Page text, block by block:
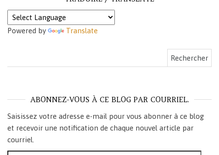
Powered by Translate
ABONNEZ-VOUS À CE BLOG PAR COURRIEL.
Saisissez votre adresse e-mail pour vous abonner à ce blog
et recevoir une notification de chaque nouvel article par
courriel.